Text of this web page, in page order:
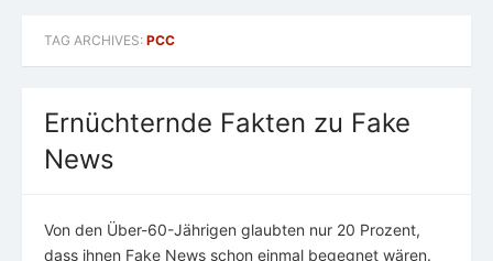
TAG ARCHIVES: PCC
Ernüchternde Fakten zu Fake
News
Von den Über-60-Jährigen glaubten nur 20 Prozent,
dass ihnen Fake News schon einmal begegnet wären.